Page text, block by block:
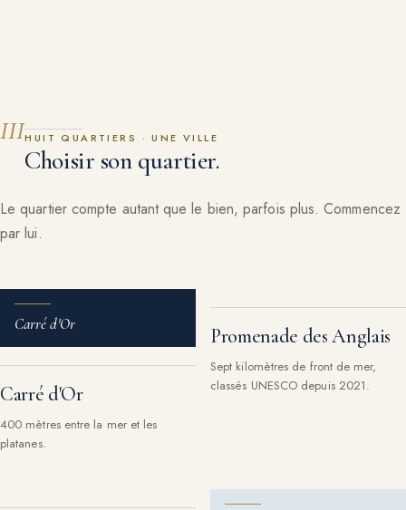
IIIHUIT QUARTIERS · UNE VILLE
Choisir son quartier.
Le quartier compte autant que le bien, parfois plus. Commencez
par lui.
Carré d'Or
Carré d'Or
400 mètres entre la mer et les
platanes.
Promenade des Anglais
Sept kilomètres de front de mer,
classés UNESCO depuis 2021.